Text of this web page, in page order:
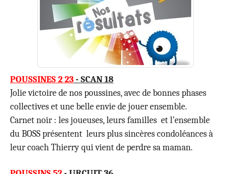
POUSSINES 2 23- SCAN 18
Jolie victoire de nos poussines, avec de bonnes phases
collectives et une belle envie de jouer ensemble.
Carnet noir : les joueuses, leurs familles et l’ensemble
du BOSS présentent leurs plus sincères condoléances à
leur coach Thierry qui vient de perdre sa maman.